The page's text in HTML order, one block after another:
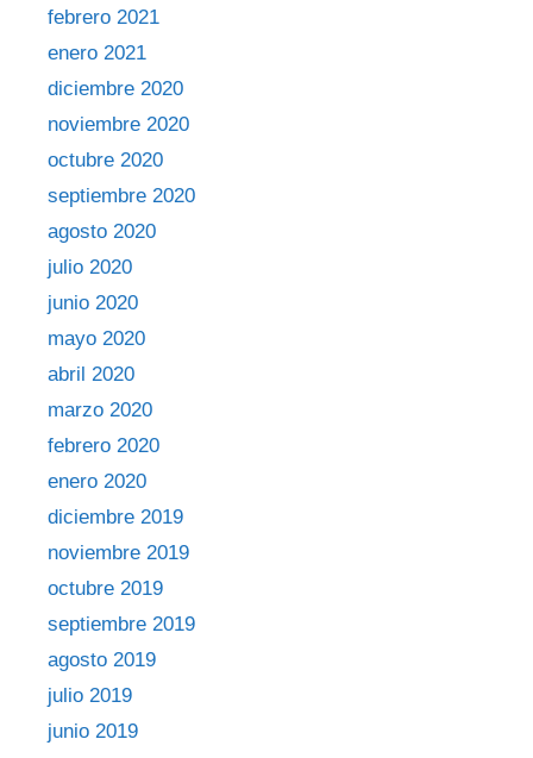
febrero 2021
enero 2021
diciembre 2020
noviembre 2020
octubre 2020
septiembre 2020
agosto 2020
julio 2020
junio 2020
mayo 2020
abril 2020
marzo 2020
febrero 2020
enero 2020
diciembre 2019
noviembre 2019
octubre 2019
septiembre 2019
agosto 2019
julio 2019
junio 2019